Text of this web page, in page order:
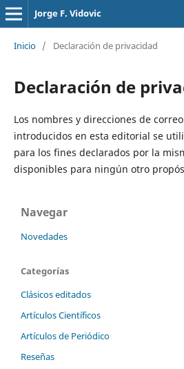
Jorge F. Vidovic
Inicio / Declaración de privacidad
Declaración de
Los nombres y direcciones de
introducidos en esta editorial se
para los fines declarados por la
disponibles para ningún otro
Navegar
Novedades
Categorías
Clásicos editados
Artículos Científicos
Artículos de Periódico
Reseñas